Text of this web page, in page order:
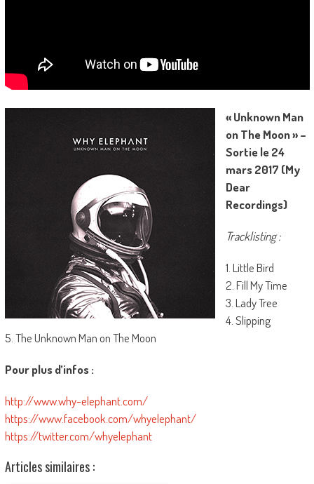
« Unknown Man
on The Moon » –
Sortie le 24
mars 2017 (My
Dear
Recordings)
Tracklisting :
1. Little Bird
2. Fill My Time
3. Lady Tree
4. Slipping
5. The Unknown Man on The Moon
Pour plus d’infos :
http://www.why-elephant.com/
https://www.facebook.com/whyelephant/
https://twitter.com/whyelephant
Articles similaires :